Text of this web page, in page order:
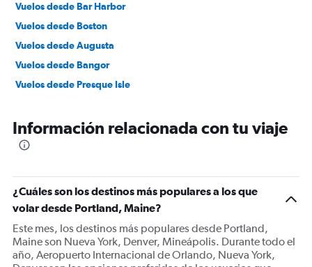
Vuelos desde Bar Harbor
Vuelos desde Boston
Vuelos desde Augusta
Vuelos desde Bangor
Vuelos desde Presque Isle
Información relacionada con tu viaje
¿Cuáles son los destinos más populares a los que
volar desde Portland, Maine?
Este mes, los destinos más populares desde Portland,
Maine son Nueva York, Denver, Mineápolis. Durante todo el
año, Aeropuerto Internacional de Orlando, Nueva York,